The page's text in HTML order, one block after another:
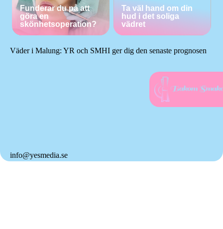
Funderar du på att
göra en
skönhetsoperation?
Ta väl hand om din
hud i det soliga
vädret
Väder i Malung: YR och SMHI ger dig den senaste prognosen
info@yesmedia.se